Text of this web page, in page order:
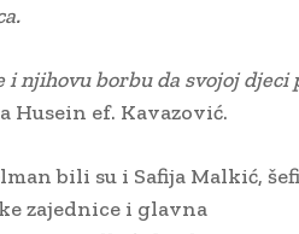
i njihovu borbu da svojoj djeci
Husein ef. Kavazović.
bili su i Safija Malkić,
zajednice i glavna